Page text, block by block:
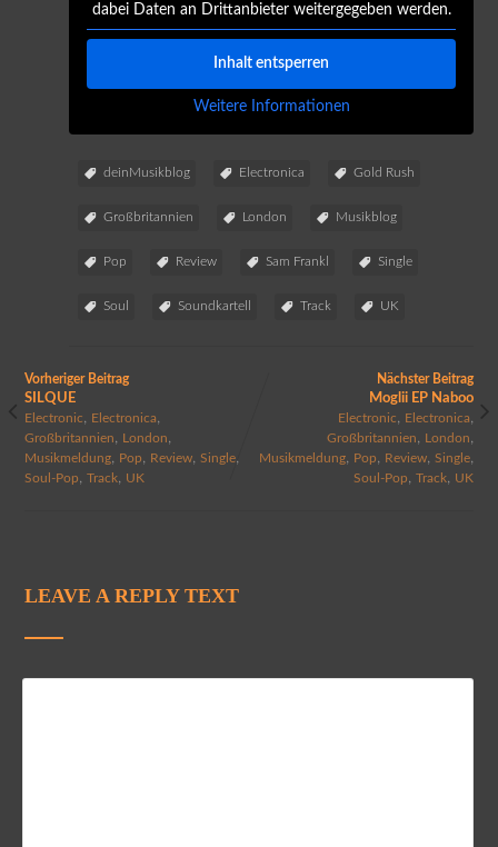
dabei Daten an Drittanbieter weitergegeben werden.
Inhalt entsperren
Weitere Informationen
deinMusikblog Electronica Gold Rush
Großbritannien London Musikblog
Pop Review Sam Frankl Single
Soul Soundkartell Track UK
Vorheriger Beitrag
SILQUE
Electronic Electronica
Großbritannien London
Musikmeldung, Pop Review, Single,
Soul-Pop Track, UK
Nächster Beitrag
Moglii EP Naboo
Electronic Electronica
Großbritannien London
Musikmeldung Pop Review ,Single
Soul-Pop ,Track UK
LEAVE A REPLY TEXT